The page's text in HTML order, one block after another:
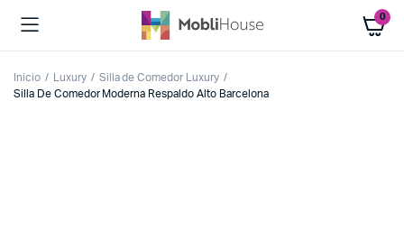
0
Inicio Luxury
Silla de Comedor Luxury
Silla De Comedor Moderna Respaldo Alto Barcelona